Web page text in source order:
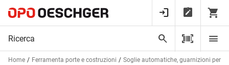
Home Ferramenta porte e costruzioni Soglie automatiche, guarnizioni per